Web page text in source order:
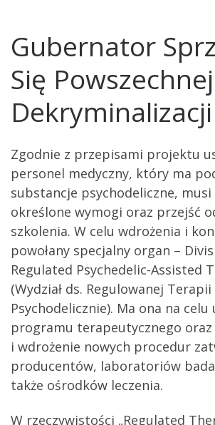
Gubernator
Się Powszechnej
Dekryminalizacji
Zgodnie z przepisami projektu
personel medyczny, który ma
substancje psychodeliczne, musi
określone wymogi oraz przejść
szkolenia. W celu wdrożenia i
powołany specjalny organ –
Regulated Psychedelic-Assisted
(Wydział ds. Regulowanej
Psychodelicznie). Ma ona na
programu terapeutycznego
i wdrożenie nowych procedur
producentów, laboratoriów
także ośrodków leczenia.
W rzeczywistości „Regulated